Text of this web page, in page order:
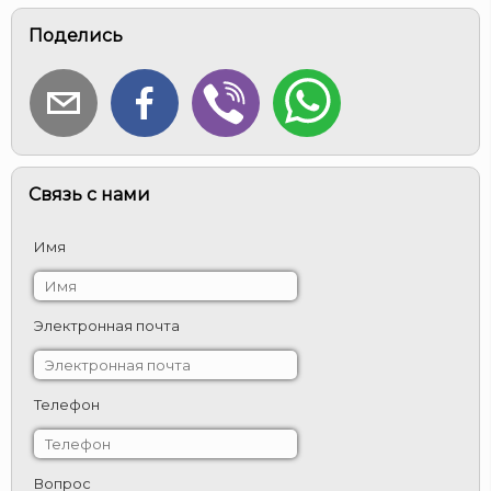
Поделись
Связь с нами
Имя
Электронная почта
Телефон
Вопрос